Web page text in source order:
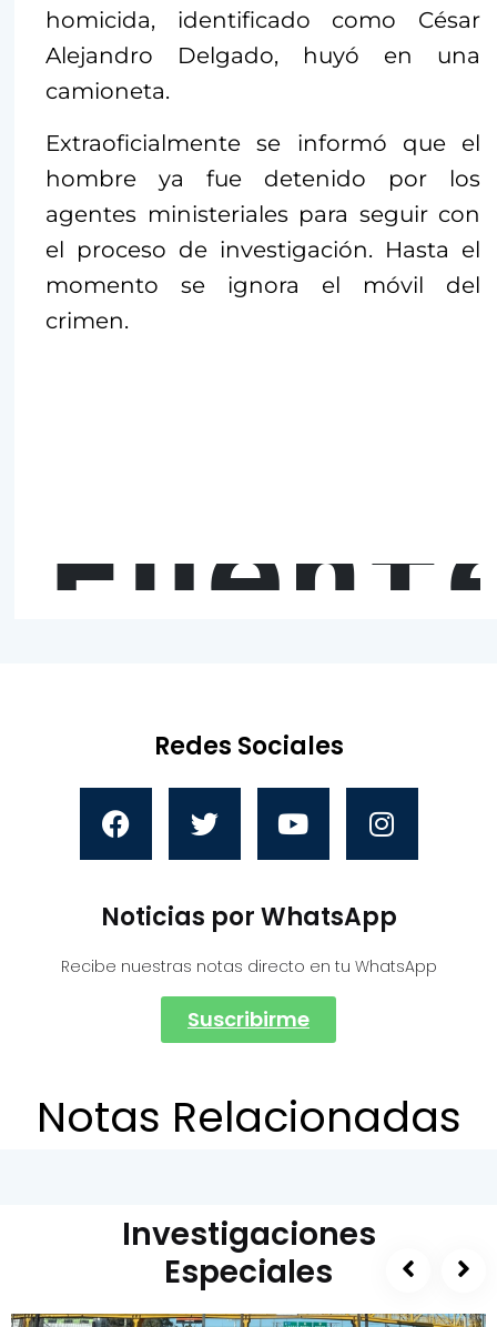
homicida, identificado como César
Alejandro Delgado, huyó en una
camioneta.
Extraoficialmente se informó que el
hombre ya fue detenido por los
agentes ministeriales para seguir con
el proceso de investigación. Hasta el
momento se ignora el móvil del
crimen.
Redes Sociales
Noticias por WhatsApp
Recibe nuestras notas directo en tu WhatsApp
Suscribirme
Notas Relacionadas
Investigaciones
Especiales